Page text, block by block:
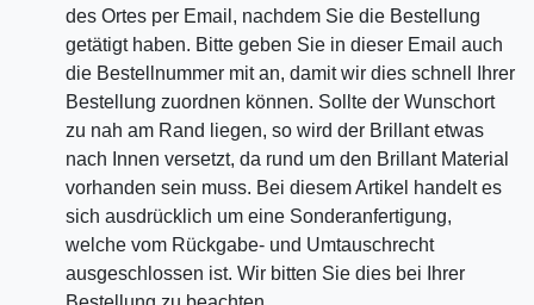
des Ortes per Email, nachdem Sie die Bestellung
getätigt haben. Bitte geben Sie in dieser Email auch
die Bestellnummer mit an, damit wir dies schnell Ihrer
Bestellung zuordnen können. Sollte der Wunschort
zu nah am Rand liegen, so wird der Brillant etwas
nach Innen versetzt, da rund um den Brillant Material
vorhanden sein muss. Bei diesem Artikel handelt es
sich ausdrücklich um eine Sonderanfertigung,
welche vom Rückgabe- und Umtauschrecht
ausgeschlossen ist. Wir bitten Sie dies bei Ihrer